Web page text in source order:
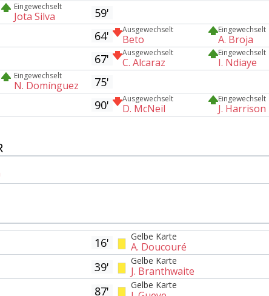
Eingewechselt
Jota Silva
59'
64'
Ausgewechselt
Beto
Eingewechselt
A. Broja
67' Ausgewechselt
C. Alcaraz
Eingewechselt
I. Ndiaye
Eingewechselt
N. Domínguez
75'
90'
Ausgewechselt
D. McNeil
Eingewechselt
J. Harrison
16' Gelbe Karte
A. Doucouré
39' Gelbe Karte
J. Branthwaite
87' Gelbe Karte